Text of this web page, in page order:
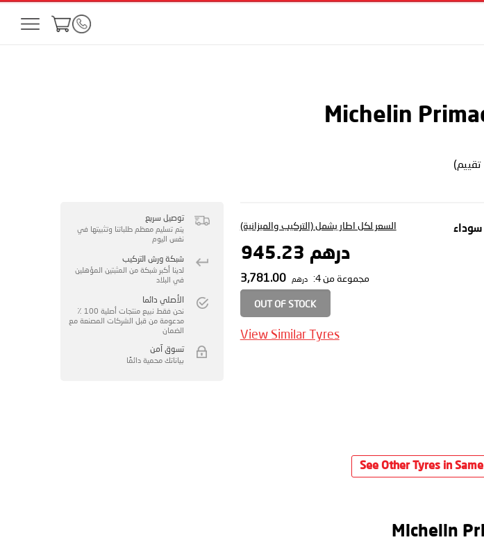
Michelin
السعر لكل اطار يشمل (التركيب والميزانية)
درهم 945.23
مجموعة من 4: درهم 3,781.00
OUT OF STOCK
View Similar Tyres
توصيل سريع
يتم تسليم معظم طلباتنا وتثبيتها في
نفس اليوم
شبكة ورش التركيب
لدينا أكبر شبكة من المثبتين المؤهلين
في البلاد
الأصلي دائما
نحن فقط نبيع منتجات أصلية 100 ٪
مدعومة من قبل الشركات المصنعة مع
الضمان
تسوق آمن
بياناتك محمية دائمًا
See Other Tyres in